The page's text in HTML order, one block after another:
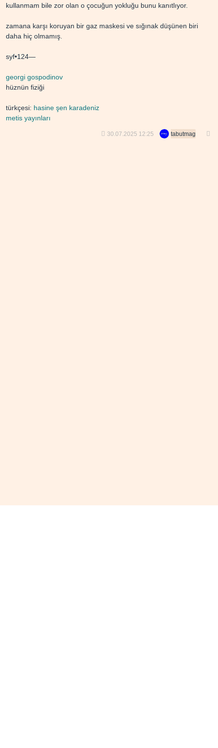
kullanmam bile zor olan o çocuğun yokluğu bunu kanıtlıyor.
zamana karşı koruyan bir gaz maskesi ve sığınak düşünen biri
daha hiç olmamış.
syf•124—
georgi gospodinov
hüznün fiziği
türkçesi: hasine şen karadeniz
metis yayınları
30.07.2025 12:25 tabutmag